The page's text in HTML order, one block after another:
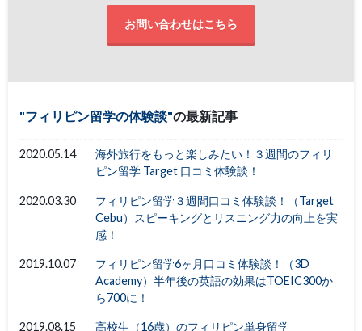
お問い合わせはこちら
フィリピン留学の体験談 の最新記事
2020.05.14
海外旅行をもっと楽しみたい！３週間のフィリ
ピン留学 Target 口コミ体験談！
2020.03.30
フィリピン留学３週間口コミ体験談！（Target
Cebu）スピーキングとリスニング力の向上を実
感！
2019.10.07
フィリピン留学6ヶ月口コミ体験談！（3D
Academy）半年後の英語の効果はTOEIC300か
ら700に！
2019.08.15
高校生（16歳）のフィリピン単身留学